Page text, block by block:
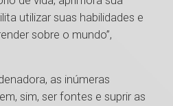
utilizar suas habilidades e
sobre o mundo”,
as inúmeras
sim, ser fontes e suprir as